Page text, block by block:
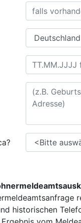
historischen